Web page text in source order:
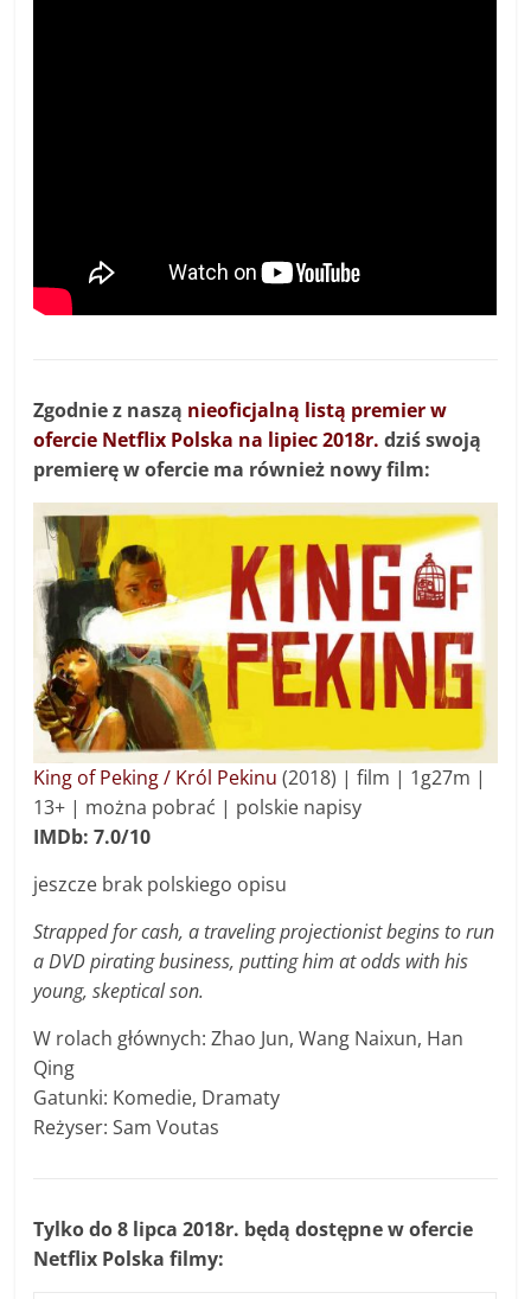
Zgodnie z naszą nieoficjalną listą premier w
ofercie Netflix Polska na lipiec 2018r. dziś swoją
premierę w ofercie ma również nowy film:
King of Peking / Król Pekinu (2018) | film | 1g27m |
13+ | można pobrać | polskie napisy
IMDb: 7.0/10
jeszcze brak polskiego opisu
Strapped for cash, a traveling projectionist begins to run
a DVD pirating business, putting him at odds with his
young, skeptical son.
W rolach głównych: Zhao Jun, Wang Naixun, Han
Qing
Gatunki: Komedie, Dramaty
Reżyser: Sam Voutas
Tylko do 8 lipca 2018r. będą dostępne w ofercie
Netflix Polska filmy: